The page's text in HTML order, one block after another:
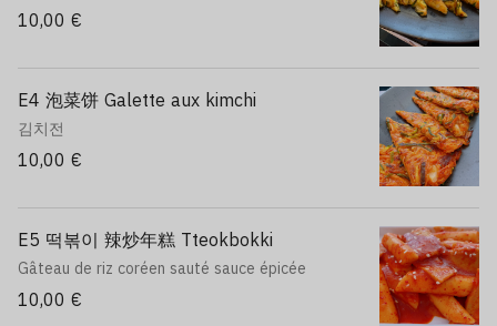
10,00 €
E4 泡菜饼 Galette aux kimchi
김치전
10,00 €
E5 떡볶이 辣炒年糕 Tteokbokki
Gâteau de riz coréen sauté sauce épicée
10,00 €